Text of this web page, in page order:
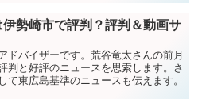
勢崎市で評判？評判＆動画サ
ドバイザーです。荒谷竜太さんの前月
判と好評のニュースを思索します。さ
て東広島基準のニュースも伝えます。